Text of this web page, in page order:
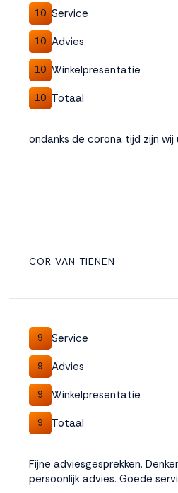
10 Service
10 Advies
10 Winkelpresentatie
10 Totaal
ondanks de corona tijd zijn
COR VAN TIENEN
9 Service
9 Advies
9 Winkelpresentatie
9 Totaal
Fijne adviesgesprekken.
persoonlijk advies. Goede